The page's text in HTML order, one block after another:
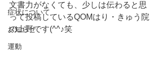
症状について
お知らせ
運動
文書力がなくても、少しは伝わると思
って投稿しているQOMはり・きゅう院
の上野です(^^♪笑